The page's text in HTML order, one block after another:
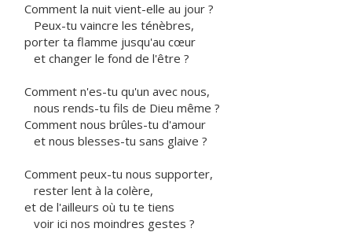
Comment la nuit vient-elle au jour ?
Peux-tu vaincre les ténèbres,
porter ta flamme jusqu'au cœur
et changer le fond de l'être ?
Comment n'es-tu qu'un avec nous,
nous rends-tu fils de Dieu même ?
Comment nous brûles-tu d'amour
et nous blesses-tu sans glaive ?
Comment peux-tu nous supporter,
rester lent à la colère,
et de l'ailleurs où tu te tiens
voir ici nos moindres gestes ?